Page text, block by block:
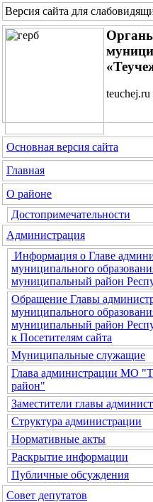
Версия сайта для
Основная версия сайта
Главная
О районе
Достопримечательности
Администрация
Информация о Главе
муниципального
муниципальный район
Обращение Главы
муниципального
муниципальный район
к Посетителям сайта
Муниципальные служащие
Глава администрации МО
район"
Заместители главы
Структура администрации
Нормативные акты
Раскрытие информации
Публичные обсуждения
Совет депутатов